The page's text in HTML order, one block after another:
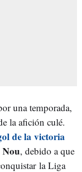
una temporada,
la afición culé.
de la victoria
, debido a que
la Liga